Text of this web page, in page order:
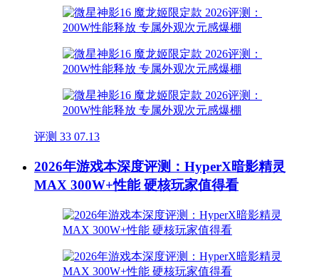
评测 33 07.13
2026年游戏本深度评测：HyperX暗影精灵
MAX 300W+性能 硬核玩家值得看